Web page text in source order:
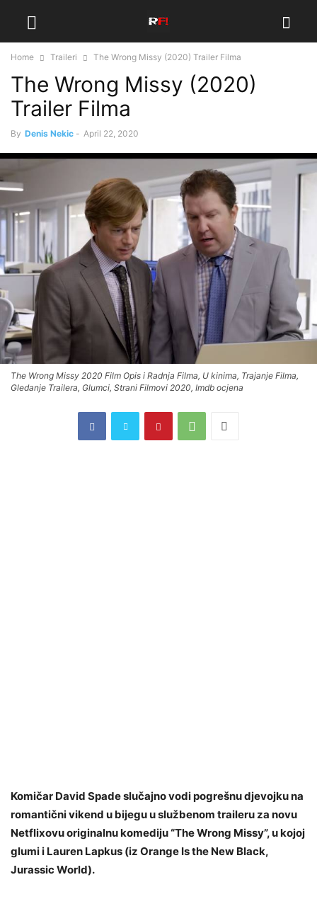
Home Traileri The Wrong Missy (2020) Trailer Filma
The Wrong Missy (2020)
Trailer Filma
By Denis Nekic - April 22, 2020
The Wrong Missy 2020 Film Opis i Radnja Filma, U kinima, Trajanje Filma,
Gledanje Trailera, Glumci, Strani Filmovi 2020, Imdb ocjena
Komičar David Spade slučajno vodi pogrešnu djevojku na
romantični vikend u bijegu u službenom traileru za novu
Netflixovu originalnu komediju “The Wrong Missy”, u kojoj
glumi i Lauren Lapkus (iz Orange Is the New Black,
Jurassic World).